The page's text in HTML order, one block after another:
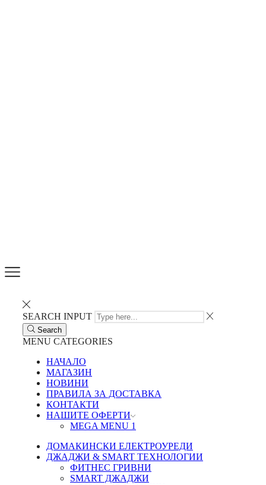
SEARCH INPUT
Search
MENU CATEGORIES
НАЧАЛО
МАГАЗИН
НОВИНИ
ПРАВИЛА ЗА ДОСТАВКА
КОНТАКТИ
НАШИТЕ ОФЕРТИ
MEGA MENU 1
ДОМАКИНСКИ ЕЛЕКТРОУРЕДИ
ДЖАДЖИ & SMART ТЕХНОЛОГИИ
ФИТНЕС ГРИВНИ
SMART ДЖАДЖИ